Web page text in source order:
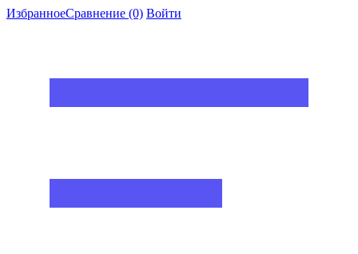
ИзбранноеСравнение (0) Войти